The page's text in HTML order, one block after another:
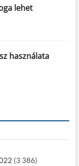
lehet
használata
(3 386)